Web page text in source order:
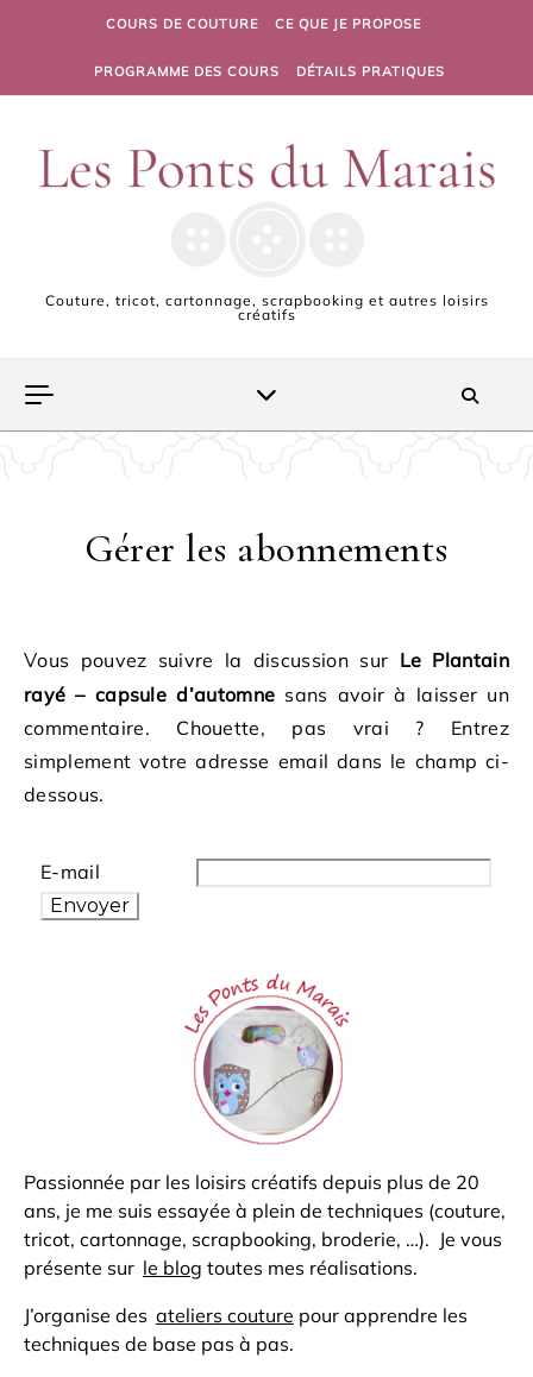
Skip to contentCOURS DE COUTURE CE QUE JE PROPOSE
PROGRAMME DES COURS DÉTAILS PRATIQUES
Couture, tricot, cartonnage, scrapbooking et autres loisirs
créatifs
Gérer les abonnements
Vous pouvez suivre la discussion sur Le Plantain
rayé – capsule d’automne sans avoir à laisser un
commentaire. Chouette, pas vrai ? Entrez
simplement votre adresse email dans le champ ci-
dessous.
E-mail
Passionnée par les loisirs créatifs depuis plus de 20
ans, je me suis essayée à plein de techniques (couture,
tricot, cartonnage, scrapbooking, broderie, …). Je vous
présente sur le blog toutes mes réalisations.
J’organise des ateliers couture pour apprendre les
techniques de base pas à pas.